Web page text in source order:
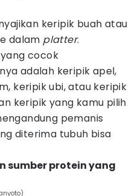
keripik buah atau
dalam platter.
cocok
adalah keripik apel,
keripik ubi, atau keripik
keripik yang kamu pilih
pemanis
diterima tubuh bisa
sumber protein yang